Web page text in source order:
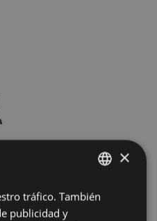
BASQUE
×
tráfico. También
publicidad y